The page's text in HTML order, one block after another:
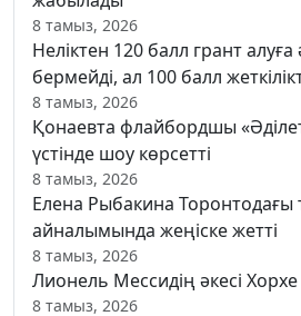
8 тамыз, 2026
Неліктен 120 балл грант
бермейді, ал 100 балл
8 тамыз, 2026
Қонаевта флайбордшы
үстінде шоу көрсетті
8 тамыз, 2026
Елена Рыбакина Торонтодағы
айналымында жеңіске жетті
8 тамыз, 2026
Лионель Мессидің әкесі
8 тамыз, 2026